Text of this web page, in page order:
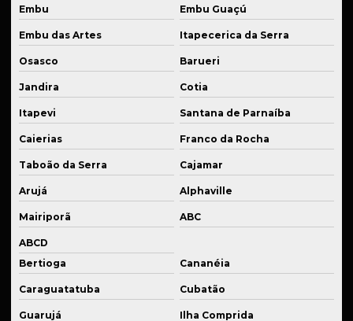
Solda para estruturas metálicas
Solda de ferro fundido
Solda industrial em são paulo
Solda para manutenção de máquinas
Solda de peças em inox
Solda para setor automotivo
Soldagem em aço
Soldagem em alumínio
Soldagem em bronze
Embu Embu Guaçú
Embu das Artes Itapecerica da Serra
Osasco Barueri
Jandira Cotia
Itapevi Santana de Parnaíba
Caierias Franco da Rocha
Taboão da Serra Cajamar
Arujá Alphaville
Mairiporã ABC
ABCD
Bertioga
Cananéia
Caraguatatuba Cubatão
Guarujá Ilha Comprida